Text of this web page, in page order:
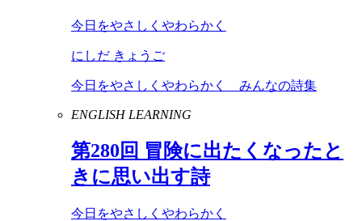
今日をやさしくやわらかく
にしだ きょうご
今日をやさしくやわらかく みんなの詩集
ENGLISH LEARNING
第280回 冒険に出たくなったと
きに思い出す詩
今日をやさしくやわらかく